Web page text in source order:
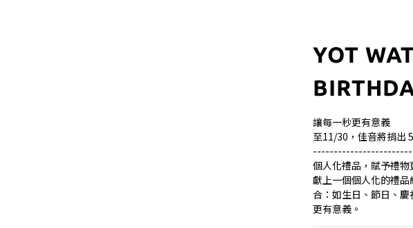
YOT
讓每一秒更有意義
至11/30，佳音將捐出
個人化禮品，賦予禮
獻上一個個人化的禮
合：如生日、節日、
更有意義。